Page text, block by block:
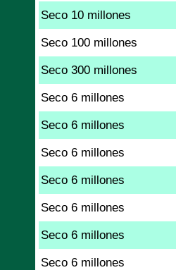
Seco 10 millones
Seco 100 millones
Seco 300 millones
Seco 6 millones
Seco 6 millones
Seco 6 millones
Seco 6 millones
Seco 6 millones
Seco 6 millones
Seco 6 millones